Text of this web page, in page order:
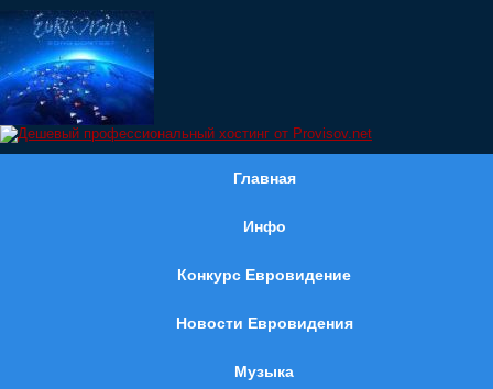
Главная
Инфо
Конкурс Евровидение
Новости Евровидения
Музыка